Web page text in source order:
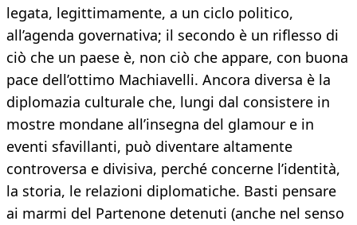
legata, legittimamente, a un ciclo politico,
all’agenda governativa; il secondo è un riflesso di
ciò che un paese è, non ciò che appare, con buona
pace dell’ottimo Machiavelli. Ancora diversa è la
diplomazia culturale che, lungi dal consistere in
mostre mondane all’insegna del glamour e in
eventi sfavillanti, può diventare altamente
controversa e divisiva, perché concerne l’identità,
la storia, le relazioni diplomatiche. Basti pensare
ai marmi del Partenone detenuti (anche nel senso